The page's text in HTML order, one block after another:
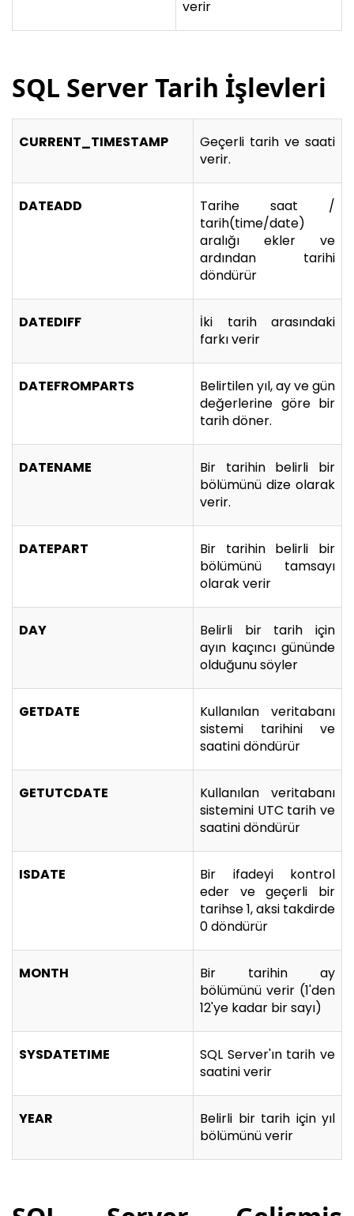
verir
SQL Server Tarih İşlevleri
CURRENT_TIMESTAMP
Geçerli tarih ve saati
verir.
DATEADD
Tarihe saat /
tarih(time/date)
aralığı ekler ve
ardından tarihi
döndürür
DATEDIFF
İki tarih arasındaki
farkı verir
DATEFROMPARTS
Belirtilen yıl, ay ve gün
değerlerine göre bir
tarih döner.
DATENAME
Bir tarihin belirli bir
bölümünü dize olarak
verir.
DATEPART
Bir tarihin belirli bir
bölümünü tamsayı
olarak verir
DAY
Belirli bir tarih için
ayın kaçıncı gününde
olduğunu söyler
GETDATE
Kullanılan veritabanı
sistemi tarihini ve
saatini döndürür
GETUTCDATE
Kullanılan veritabanı
sistemini UTC tarih ve
saatini döndürür
ISDATE
Bir ifadeyi kontrol
eder ve geçerli bir
tarihse 1, aksi takdirde
0 döndürür
MONTH
Bir tarihin ay
bölümünü verir (1'den
12'ye kadar bir sayı)
SYSDATETIME
SQL Server'ın tarih ve
saatini verir
YEAR
Belirli bir tarih için yıl
bölümünü verir